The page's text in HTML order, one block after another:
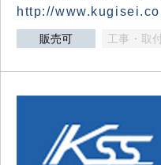
http://
販売可 工事・取